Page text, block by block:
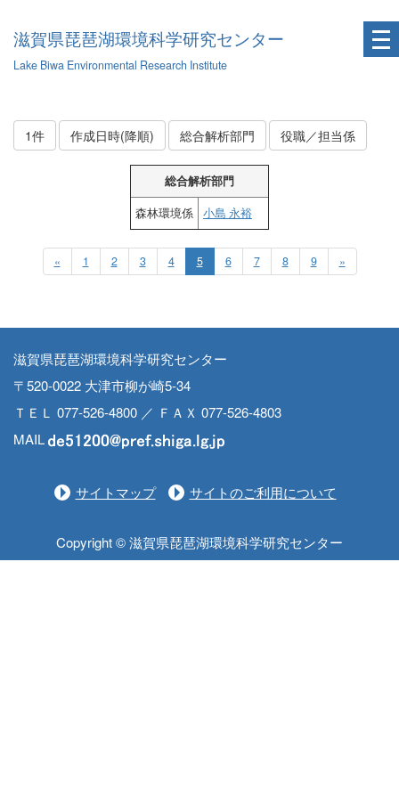
滋賀県琵琶湖環境科学研究センター
Lake Biwa Environmental Research Institute
1件 作成日時(降順) 総合解析部門 役職／担当係
総合解析部門
森林環境係
小島 永裕
« 1 2 3 4 5 6 7 8 9 »
滋賀県琵琶湖環境科学研究センター
〒520-0022 大津市柳が崎5-34
ＴＥＬ 077-526-4800 ／ ＦＡＸ 077-526-4803
MAIL
サイトマップ サイトのご利用について
Copyright © 滋賀県琵琶湖環境科学研究センター